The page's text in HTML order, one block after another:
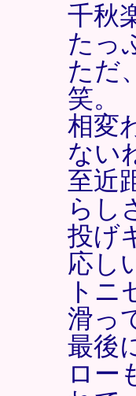
千秋
たっ
ただ
笑。
相変
ない
至近
らし
投げ
応し
トニ
滑っ
最後
ロー